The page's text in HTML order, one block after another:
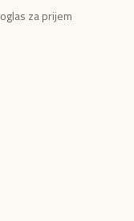
za prijem